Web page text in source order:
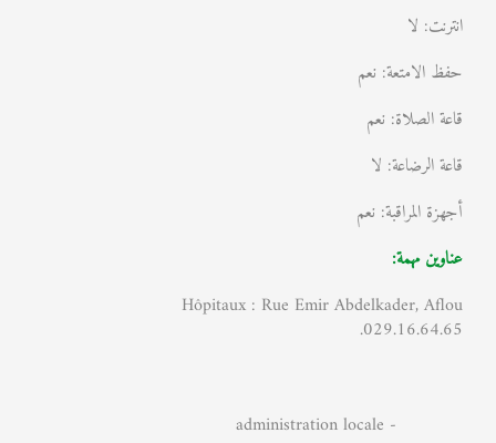
انترنت: لا
حفظ الامتعة: نعم
قاعة الصلاة: نعم
قاعة الرضاعة: لا
أجهزة المراقبة: نعم
عناوين مهمة:
Hôpitaux : Rue Emir Abdelkader, Aflou
- administration locale